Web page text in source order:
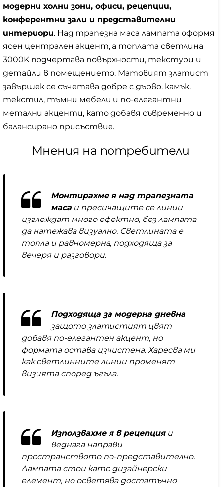
модерни холни зони, офиси, рецепции,
конферентни зали и представителни
интериори. Над трапезна маса лампата оформя
ясен централен акцент, а топлата светлина
3000K подчертава повърхности, текстури и
детайли в помещението. Матовият златист
завършек се съчетава добре с дърво, камък,
текстил, тъмни мебели и по-елегантни
метални акценти, като добавя съвременно и
балансирано присъствие.
Мнения на потребители
Монтирахме я над трапезната
маса и пресичащите се линии
изглеждат много ефектно, без лампата
да натежава визуално. Светлината е
топла и равномерна, подходяща за
вечеря и разговори.
Подходяща за модерна дневна
защото златистият цвят
добавя по-елегантен акцент, но
формата остава изчистена. Харесва ми
как светлинните линии променят
визията според ъгъла.
Използвахме я в рецепцияи
веднага направи
пространството по-представително.
Лампата стои като дизайнерски
елемент, но осветява достатъчно